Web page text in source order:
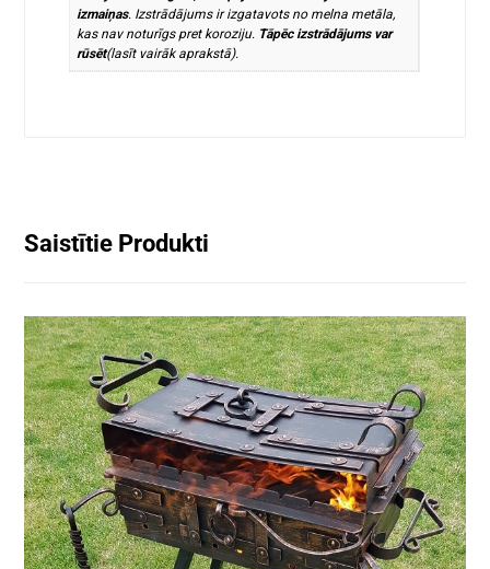
izmaiņas. Izstrādājums ir izgatavots no melna metāla,
kas nav noturīgs pret koroziju. Tāpēc izstrādājums var
rūsēt(lasīt vairāk aprakstā).
Saistītie Produkti